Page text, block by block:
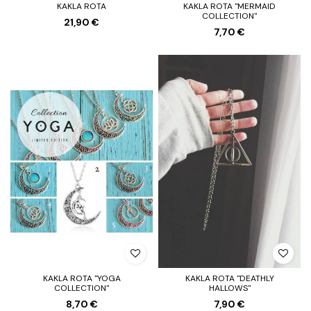
KAKLA ROTA
21,90 €
KAKLA ROTA "MERMAID
COLLECTION"
7,70 €
KAKLA ROTA "YOGA
COLLECTION"
8,70 €
KAKLA ROTA "DEATHLY
HALLOWS"
7,90 €